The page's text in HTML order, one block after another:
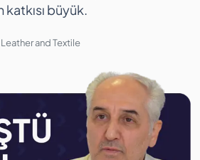
büyük.
Leather and Textile